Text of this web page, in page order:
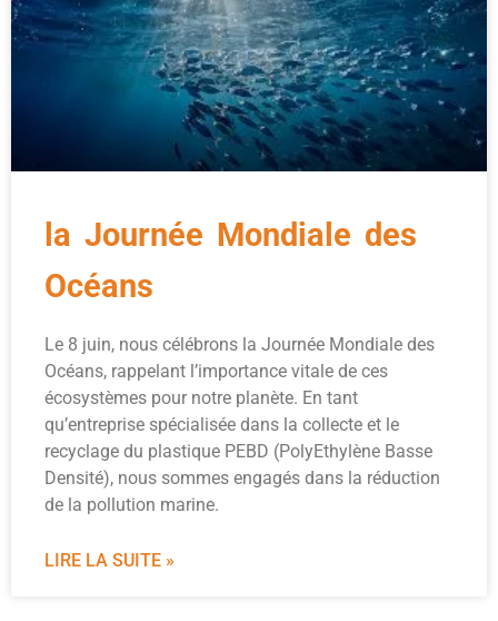
la Journée Mondiale des
Océans
Le 8 juin, nous célébrons la Journée Mondiale des
Océans, rappelant l’importance vitale de ces
écosystèmes pour notre planète. En tant
qu’entreprise spécialisée dans la collecte et le
recyclage du plastique PEBD (PolyEthylène Basse
Densité), nous sommes engagés dans la réduction
de la pollution marine.
LIRE LA SUITE »